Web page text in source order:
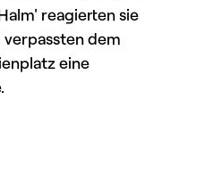
reagierten sie
dem
eine